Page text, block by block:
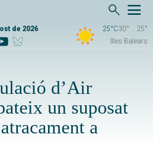
de 2026 25°C30°
25°
Illes Balears
d’Air
un suposat
a